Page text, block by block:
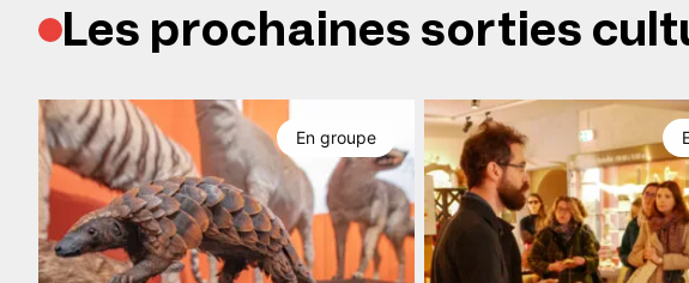
Les prochaines sorties
En groupe